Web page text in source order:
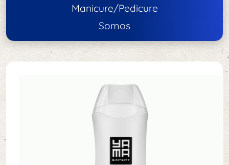
Tratamento e Hidratação
Acessórios
Manicure/Pedicure
Unhas
Aço Inox
Secantes
Acessórios de Manicure/Pedicure
Somos